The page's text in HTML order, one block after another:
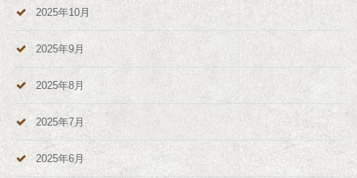
2025年10月
2025年9月
2025年8月
2025年7月
2025年6月